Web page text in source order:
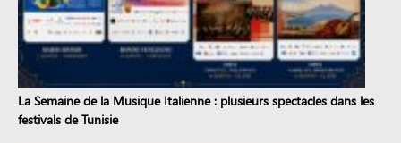
La Semaine de la Musique Italienne : plusieurs spectacles dans les
festivals de Tunisie